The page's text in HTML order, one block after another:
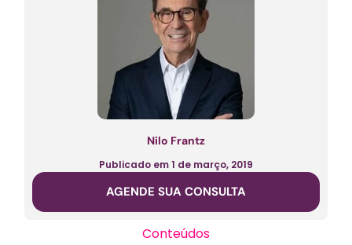
Nilo Frantz
Publicado em1 de março, 2019
AGENDE SUA CONSULTA
Conteúdos